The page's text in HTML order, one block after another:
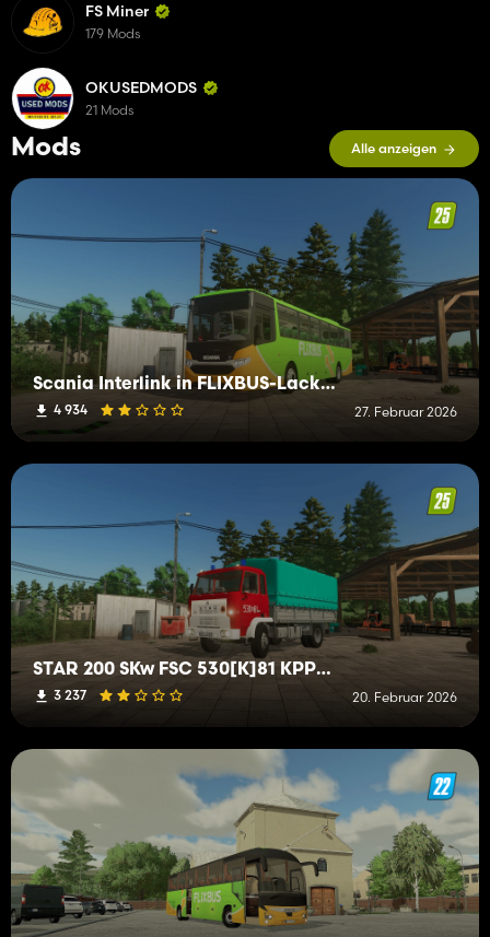
Mods Alle anzeigen
Scania Interlink in FLIXBUS-Lackierung
4 934 27. Februar 2026
STAR 200 SKw FSC 530[K]81 KPPSP Sucha Beskidzka
3 237 20. Februar 2026
FS Miner
179 Mods
OKUSEDMODS
21 Mods